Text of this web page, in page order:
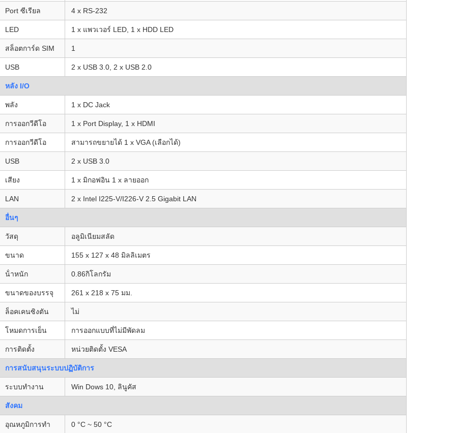
Port ซีเรียล 4 x RS-232
LED 1 x แพวเวอร์ LED, 1 x HDD LED
สล็อตการ์ด SIM 1
USB 2 x USB 3.0, 2 x USB 2.0
หลัง I/O
พลัง 1 x DC Jack
การออกวีดีโอ 1 x Port Display, 1 x HDMI
การออกวีดีโอ สามารถขยายได้ 1 x VGA (เลือกได้)
USB 2 x USB 3.0
เสียง 1 x มิกอฟอิน 1 x ลายออก
LAN 2 x Intel I225-V/I226-V 2.5 Gigabit LAN
อื่นๆ
วัสดุ อลูมิเนียมสลัด
ขนาด 155 x 127 x 48 มิลลิเมตร
น้ําหนัก 0.86กิโลกรัม
ขนาดของบรรจุ 261 x 218 x 75 มม.
ล็อคเคนซิงตัน ไม่
โหมดการเย็น การออกแบบที่ไม่มีพัดลม
การติดตั้ง หน่วยติดตั้ง VESA
การสนับสนุนระบบปฏิบัติการ
ระบบทํางาน Win Dows 10, ลินูคัส
สังคม
อุณหภูมิการทํา
0 °C ~ 50 °C